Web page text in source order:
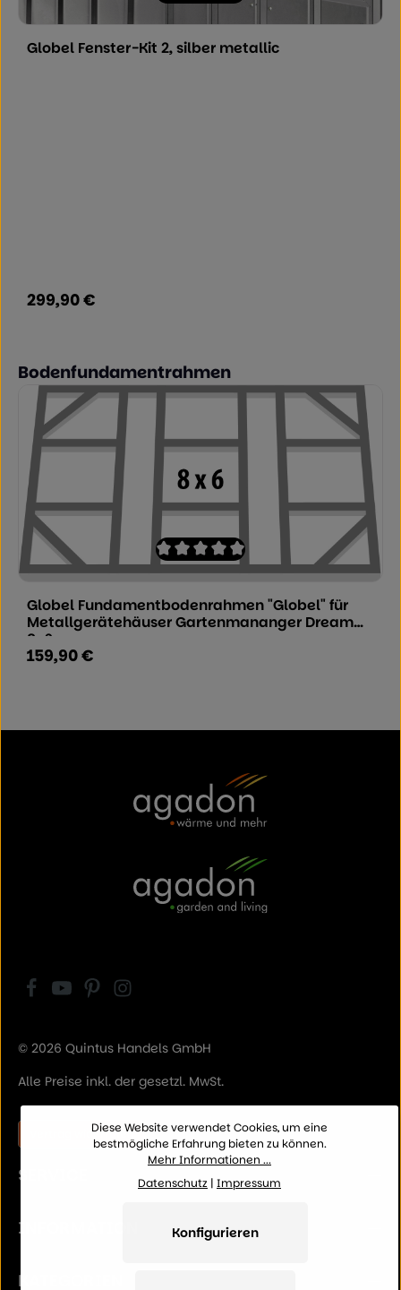
Durchschnittliche Bewertung von 0
Globel Fenster-Kit 2, silber metallic
Regulärer Preis:
299,90 €
Produktgalerie überspringen
Bodenfundamentrahmen
Durchschnittliche Bewertung von 0
Globel Fundamentbodenrahmen "Globel" für
Metallgerätehäuser Gartenmananger Dream
8x6
Regulärer Preis:
159,90 €
© 2026 Quintus Handels GmbH
Alle Preise inkl. der gesetzl. MwSt.
Vertrag widerrufen
SERVICE
INFORMATION
KATEGORIEN
Diese Website verwendet Cookies, um eine
bestmögliche Erfahrung bieten zu können.
Mehr Informationen ...
Datenschutz | Impressum
Konfigurieren